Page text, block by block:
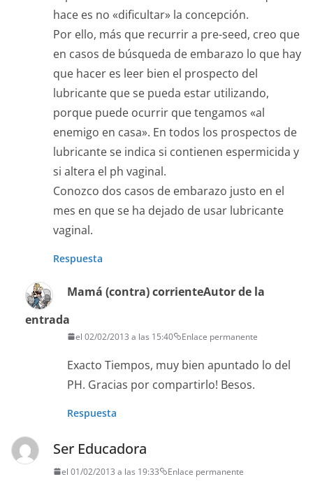
hace es no «dificultar» la concepción.
Por ello, más que recurrir a pre-seed, creo que
en casos de búsqueda de embarazo lo que hay
que hacer es leer bien el prospecto del
lubricante que se pueda estar utilizando,
porque puede ocurrir que tengamos «al
enemigo en casa». En todos los prospectos de
lubricante se indica si contienen espermicida y
si altera el ph vaginal.
Conozco dos casos de embarazo justo en el
mes en que se ha dejado de usar lubricante
vaginal.
Respuesta
Mamá (contra) corrienteAutor de la
entrada
el 02/02/2013 a las 15:40 Enlace permanente
Exacto Tiempos, muy bien apuntado lo del
PH. Gracias por compartirlo! Besos.
Respuesta
Ser Educadora
el 01/02/2013 a las 19:33 Enlace permanente